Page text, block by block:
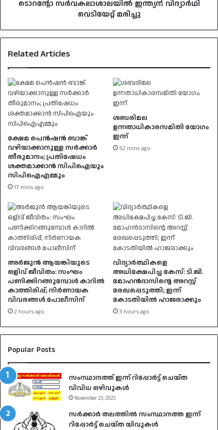
ടൊറന്റോ സർവകലാശാലയിൽ ഇന്ത്യൻ വിദ്യാർഥി
വെടിയേറ്റ് മരിച്ചു
Related Articles
ക്ഷേമ പെൻഷൻ ബാങ്ക്
വഴിയാക്കാനുള്ള സർക്കാർ
തീരുമാനം; പ്രതിഷേധം
ശക്തമാക്കാൻ സിപിഐയും
സിപിഐഎമ്മും
17 mins ago
ശബരിമല
ഉന്നതാധികാരസമിതി യോഗം
ഇന്ന്
52 mins ago
അർജുൻ ആയങ്കിയുടെ
ഒളിവ് ജീവിതം: സംഘം
പണിക്കിറങ്ങുമ്പോൾ കാറിൽ
കാത്തിരിപ്പ്; നിർണായക
വിവരങ്ങൾ പോലീസിന്
2 hours ago
വിദ്യാർത്ഥികളെ
അധിക്ഷേപിച്ച കേസ്: ടി.ജി.
മോഹൻദാസിന്റെ അറസ്റ്റ്
രേഖപ്പെടുത്തി; ഇന്ന്
കോടതിയിൽ ഹാജരാക്കും
3 hours ago
Popular Posts
സംസ്ഥാനത്ത് ഇന്ന് റിപ്പോർട്ട് ചെയ്ത
വിവിധ ഒഴിവുകൾ
November 23, 2023
സർക്കാർ തലത്തിൽ സംസ്ഥാനത്ത ഇന്ന്
റിപ്പോർട്ട് ചെയ്ത യിവുകൾ